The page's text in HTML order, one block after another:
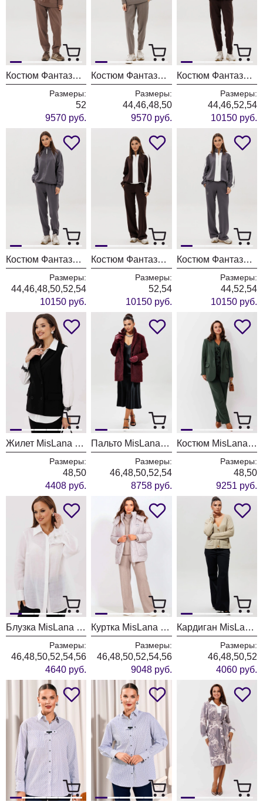
Костюм Фантазия Мод 5346
Размеры:
52
9570 руб.
Костюм Фантазия Мод 5348
Размеры:
44,46,48,50
9570 руб.
Костюм Фантазия Мод 5328 шоколад
Размеры:
44,46,52,54
10150 руб.
Костюм Фантазия Мод 5328 серый
Размеры:
44,46,48,50,52,54
10150 руб.
Костюм Фантазия Мод 5330 шоколад
Размеры:
52,54
10150 руб.
Костюм Фантазия Мод 5330 серый
Размеры:
44,52,54
10150 руб.
Жилет MisLana 1248
Размеры:
48,50
4408 руб.
Пальто MisLana 1148 бордовый
Размеры:
46,48,50,52,54
8758 руб.
Костюм MisLana 1267-1
Размеры:
48,50
9251 руб.
Блузка MisLana 1241 белый
Размеры:
46,48,50,52,54,56
4640 руб.
Куртка MisLana 1850
Размеры:
46,48,50,52,54,56
9048 руб.
Кардиган MisLana т103 светлая оливка
Размеры:
46,48,50,52
4060 руб.